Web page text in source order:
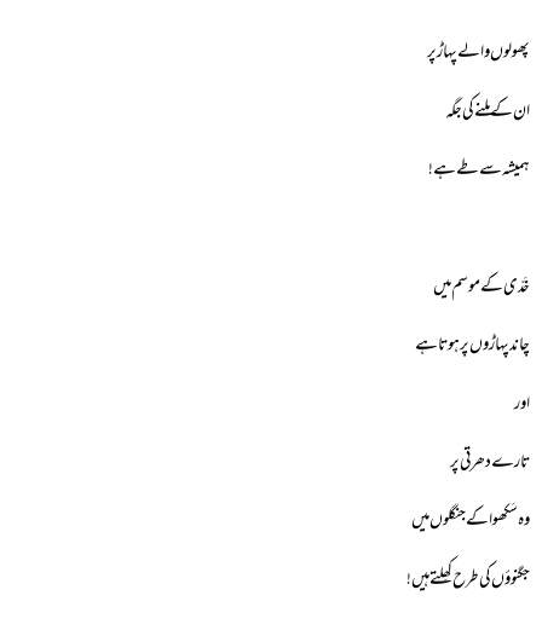
پھولوں والے پہاڑ پر
ان کے ملنے کی جگہ
ہمیشہ سے طے ہے!
خَدّی کے موسم میں
چاند پہاڑوں پر ہوتا ہے
اور
تارے دھرتی پر
وہ سَکھوا کے جنگلوں میں
جگنوؤں کی طرح کھِلتے ہیں!